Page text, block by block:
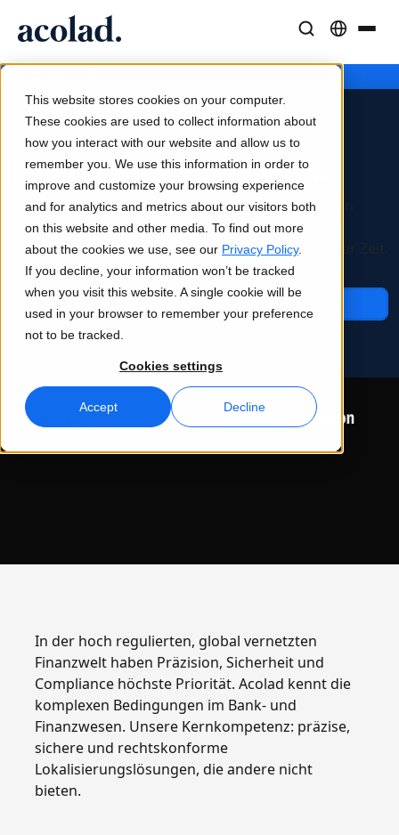
This website stores cookies on your computer.
These cookies are used to collect information about
how you interact with our website and allow us to
remember you. We use this information in order to
improve and customize your browsing experience
and for analytics and metrics about our visitors both
on this website and other media. To find out more
about the cookies we use, see our Privacy Policy.
If you decline, your information won’t be tracked
when you visit this website. A single cookie will be
used in your browser to remember your preference
not to be tracked.
Cookies settings
Accept Decline
Übersetzung
KI-Geschwindigkeit, menschliche Präzision
Dolmetschen
Nahtlose Kommunikation überall
Medien und Unterhaltung
Bringen Sie Geschichten auf jeden Bildschirm
Beratung und Outsourcing
Alle Lösungen
Branchenlösungen
Life Sciences
Lia Translate
Sofortige, markenkonsistente Übersetzungen
Lia Live
Dolmetschen neu definiert
Übersetzungs-APIs und Konnektoren
Nahtlose Integration in Ihre Workflows
KI-Dolmetschen
Erfolgsgeschichten
Reale Ergebnisse bei unseren Kunden
Artikel
Experteneinschätzungen zu globalen Inhalten
E-Books
Detaillierte Leitfäden und Strategien
Webinare auf Abruf
Über Acolad
Nachhaltigkeit
Partner
Neuigkeiten
Veranstaltungen
Werden Sie Teil unseres globalen Netzwerks
Finanz- und Bankwesen
KI und Blockchain-Technologie revolutionieren den
Finanzsektor. Bleiben Sie mit technisch versierten
Content- und Lokalisierungsleistungen am Puls der Zeit.
Kontaktieren Sie uns
In der hoch regulierten, global vernetzten
Finanzwelt haben Präzision, Sicherheit und
Compliance höchste Priorität. Acolad kennt die
komplexen Bedingungen im Bank- und
Finanzwesen. Unsere Kernkompetenz: präzise,
sichere und rechtskonforme
Lokalisierungslösungen, die andere nicht
bieten.